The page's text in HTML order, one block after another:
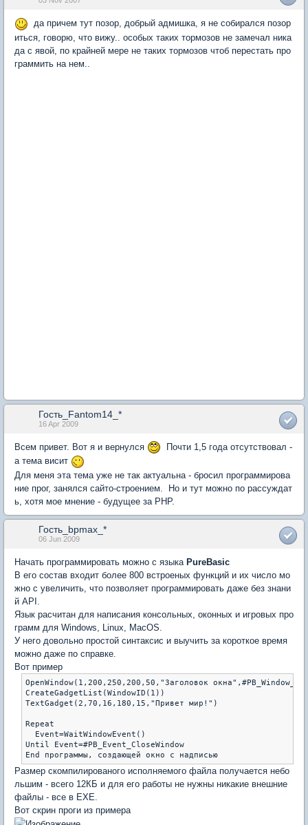
да причем тут позор, добрый адмишка, я не собирался позор
иться, говорю, что вижу.. особых таких тормозов не замечал ника
да с явой, по крайней мере не таких тормозов чтоб перестать про
граммить на нем..
Гость_Fantom14_*
16 Apr 2009
Всем привет. Вот я и вернулся
Почти 1,5 года отсутствовал -
а тема висит
Для меня эта тема уже не так актуальна - бросил программирова
ние прог, занялся сайто-строением. Но и тут можно по рассуждат
ь, хотя мое мнение - будущее за PHP.
Гость_bpmax_*
06 Jun 2009
Начать программировать можно с языка PureBasic
В его состав входит более 800 встроеных функций и их число мо
жно с увеличить, что позволяет программировать даже без знани
й API.
Язык расчитан для написания консольных, оконных и игровых про
грамм для Windows, Linux, MacOS.
У него довольно простой синтаксис и выучить за короткое время
можно даже по справке.
Вот пример
OpenWindow(1,200,250,200,50,"Заголовок
CreateGadgetList(WindowID(1))
TextGadget(2,70,16,180,15,"Привет мир!")
Repeat
Event=WaitWindowEvent()
Until Event=#PB_Event_CloseWindow
End программы, создающей окно с надписью
Размер скомпилированого исполняемого файла получается небо
льшим - всего 12КБ и для его работы не нужны никакие внешние
файлы - все в EXE.
Вот скрин проги из примера